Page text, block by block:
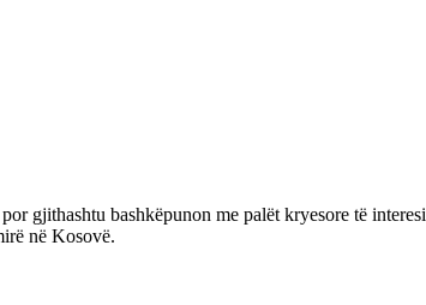
gjithashtu bashkëpunon me palët kryesore të
në Kosovë.